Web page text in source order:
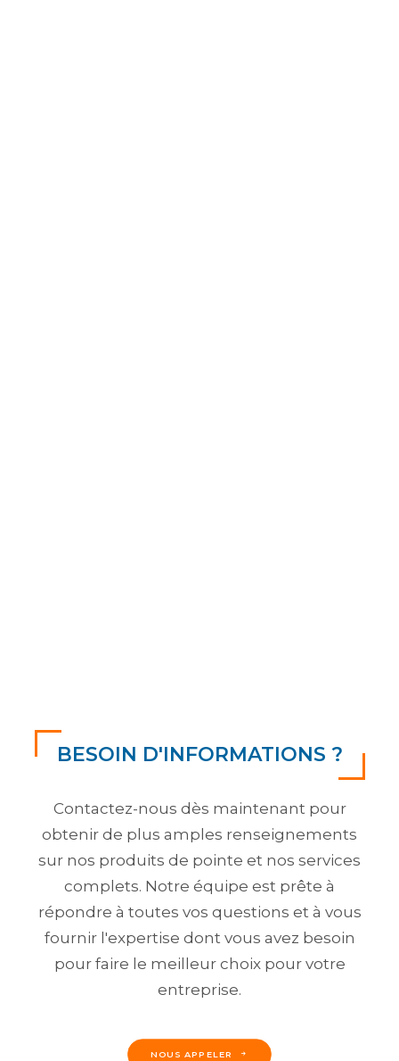
BESOIN D'INFORMATIONS ?
Contactez-nous dès maintenant pour
obtenir de plus amples renseignements
sur nos produits de pointe et nos services
complets. Notre équipe est prête à
répondre à toutes vos questions et à vous
fournir l'expertise dont vous avez besoin
pour faire le meilleur choix pour votre
entreprise.
NOUS APPELER